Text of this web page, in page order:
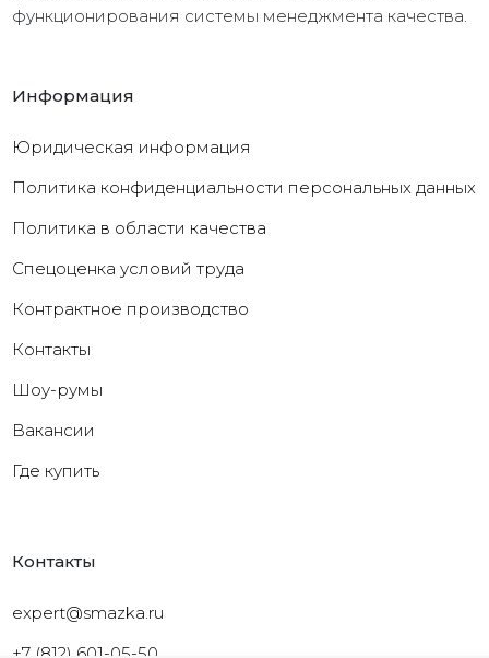
функционирования системы менеджмента качества.
Информация
Юридическая информация
Политика конфиденциальности персональных данных
Политика в области качества
Cпецоценка условий труда
Контрактное производство
Контакты
Шоу-румы
Вакансии
Где купить
Контакты
expert@smazka.ru
+7 (812) 601-05-50